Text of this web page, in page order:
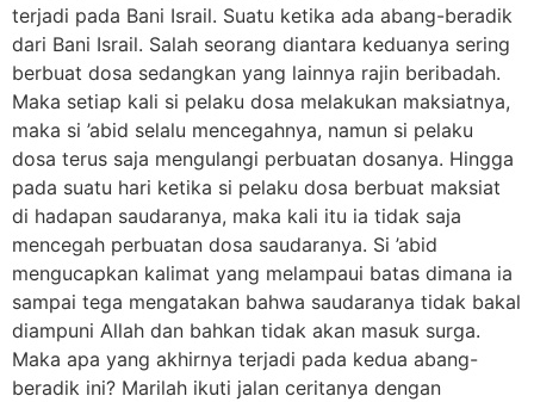
terjadi pada Bani Israil. Suatu ketika ada abang-beradik
dari Bani Israil. Salah seorang diantara keduanya sering
berbuat dosa sedangkan yang lainnya rajin beribadah.
Maka setiap kali si pelaku dosa melakukan maksiatnya,
maka si ’abid selalu mencegahnya, namun si pelaku
dosa terus saja mengulangi perbuatan dosanya. Hingga
pada suatu hari ketika si pelaku dosa berbuat maksiat
di hadapan saudaranya, maka kali itu ia tidak saja
mencegah perbuatan dosa saudaranya. Si ’abid
mengucapkan kalimat yang melampaui batas dimana ia
sampai tega mengatakan bahwa saudaranya tidak bakal
diampuni Allah dan bahkan tidak akan masuk surga.
Maka apa yang akhirnya terjadi pada kedua abang-
beradik ini? Marilah ikuti jalan ceritanya dengan